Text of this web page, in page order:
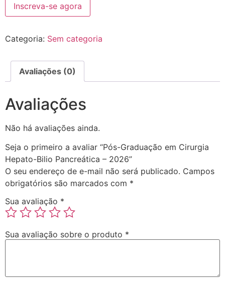
Inscreva-se agora
Categoria: Sem categoria
Avaliações (0)
Avaliações
Não há avaliações ainda.
Seja o primeiro a avaliar “Pós-Graduação em Cirurgia
Hepato-Bilio Pancreática – 2026”
O seu endereço de e-mail não será publicado. Campos
obrigatórios são marcados com *
Sua avaliação *
Sua avaliação sobre o produto *